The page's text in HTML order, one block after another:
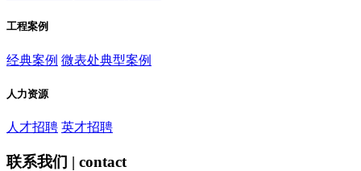
工程案例
经典案例 微表处典型案例
人力资源
人才招聘 英才招聘
联系我们 | contact